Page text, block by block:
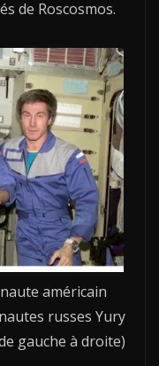
de Roscosmos.
américain
russes Yury
gauche à droite)